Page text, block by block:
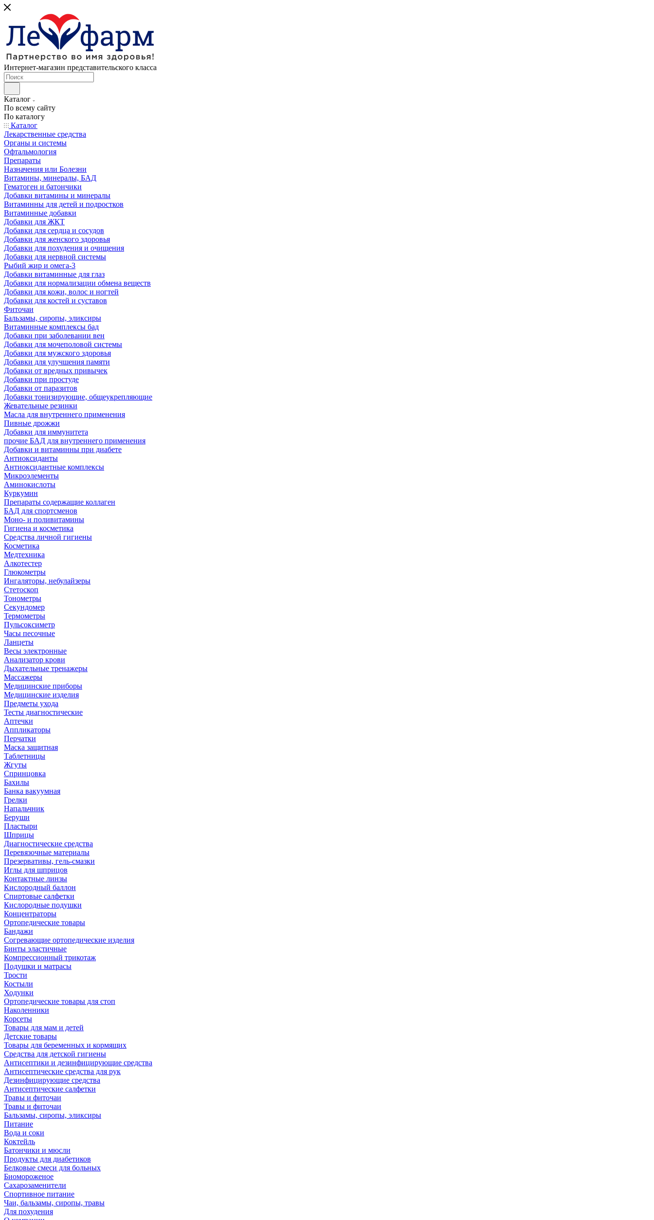
Интернет-магазин представительского класса
Каталог
По всему сайту
По каталогу
Каталог
Лекарственные средства
Органы и системы
Офтальмология
Препараты
Назначения или Болезни
Витамины, минералы, БАД
Гематоген и батончики
Добавки витамины и минералы
Витаминны для детей и подростков
Витаминные добавки
Добавки для ЖКТ
Добавки для сердца и сосудов
Добавки для женского здоровья
Добавки для похудения и очищения
Добавки для нервной системы
Рыбий жир и омега-3
Добавки витаминные для глаз
Добавки для нормализации обмена веществ
Добавки для кожи, волос и ногтей
Добавки для костей и суставов
Фиточаи
Бальзамы, сиропы, эликсиры
Витаминные комплексы бад
Добавки при заболевании вен
Добавки для мочеполовой системы
Добавки для мужского здоровья
Добавки для улучшения памяти
Добавки от вредных привычек
Добавки при простуде
Добавки от паразитов
Добавки тонизирующие, общеукрепляющие
Жевательные резинки
Масла для внутреннего применения
Пивные дрожжи
Добавки для иммунитета
прочие БАД для внутреннего применения
Добавки и витаминны при диабете
Антиоксиданты
Антиоксидантные комплексы
Микроэлементы
Аминокислоты
Куркумин
Препараты содержащие коллаген
БАД для спортсменов
Моно- и поливитамины
Гигиена и косметика
Средства личной гигиены
Косметика
Медтехника
Алкотестер
Глюкометры
Ингаляторы, небулайзеры
Стетоскоп
Тонометры
Секундомер
Термометры
Пульсоксиметр
Часы песочные
Ланцеты
Весы электронные
Анализатор крови
Дыхательные тренажеры
Массажеры
Медицинские приборы
Медицинские изделия
Предметы ухода
Тесты диагностические
Аптечки
Аппликаторы
Перчатки
Маска защитная
Таблетницы
Жгуты
Спринцовка
Бахилы
Банка вакуумная
Грелки
Напальчник
Беруши
Пластыри
Шприцы
Диагностические средства
Перевязочные материалы
Презервативы, гель-смазки
Иглы для шприцов
Контактные линзы
Кислородный баллон
Спиртовые салфетки
Кислородные подушки
Концентраторы
Ортопедические товары
Бандажи
Согревающие ортопедические изделия
Бинты эластичные
Компрессионный трикотаж
Подушки и матрасы
Трости
Костыли
Ходунки
Ортопедические товары для стоп
Наколенники
Корсеты
Товары для мам и детей
Детские товары
Товары для беременных и кормящих
Средства для детской гигиены
Антисептики и дезинфицирующие средства
Антисептические средства для рук
Дезинфицирующие средства
Антисептические салфетки
Травы и фиточаи
Травы и фиточаи
Бальзамы, сиропы, эликсиры
Питание
Вода и соки
Коктейль
Батончики и мюсли
Продукты для диабетиков
Белковые смеси для больных
Биомороженое
Сахарозаменители
Спортивное питание
Чаи, бальзамы, сиропы, травы
Для похудения